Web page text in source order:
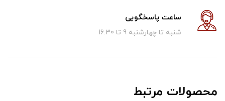
ساعت پاسخگویی
شنبه تا چهارشنبه 9 تا 16.30
محصولات مرتبط